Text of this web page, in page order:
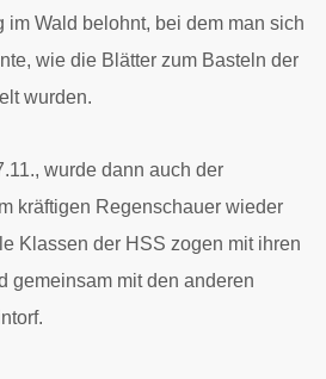
im Wald belohnt, bei dem man sich
wie die Blätter zum Basteln der
wurden.
wurde dann auch der
kräftigen Regenschauer wieder
Klassen der HSS zogen mit ihren
gemeinsam mit den anderen